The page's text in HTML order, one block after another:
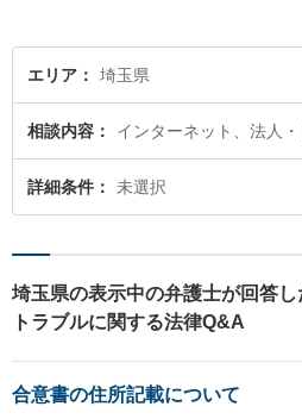
エリア 埼玉県
相談内容 インターネット、法人
詳細条件 未選択
埼玉県の表示中の弁護士が回答
トラブルに関する法律Q&A
合意書の住所記載について